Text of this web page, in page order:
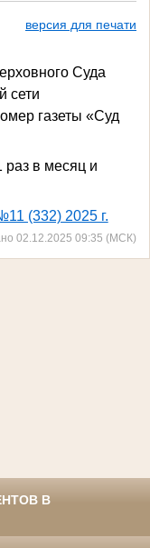
версия для печати
Суда
сети
газеты «Суд
раз в месяц и
(332) 2025 г.
02.12.2025 09:35 (МСК)
В